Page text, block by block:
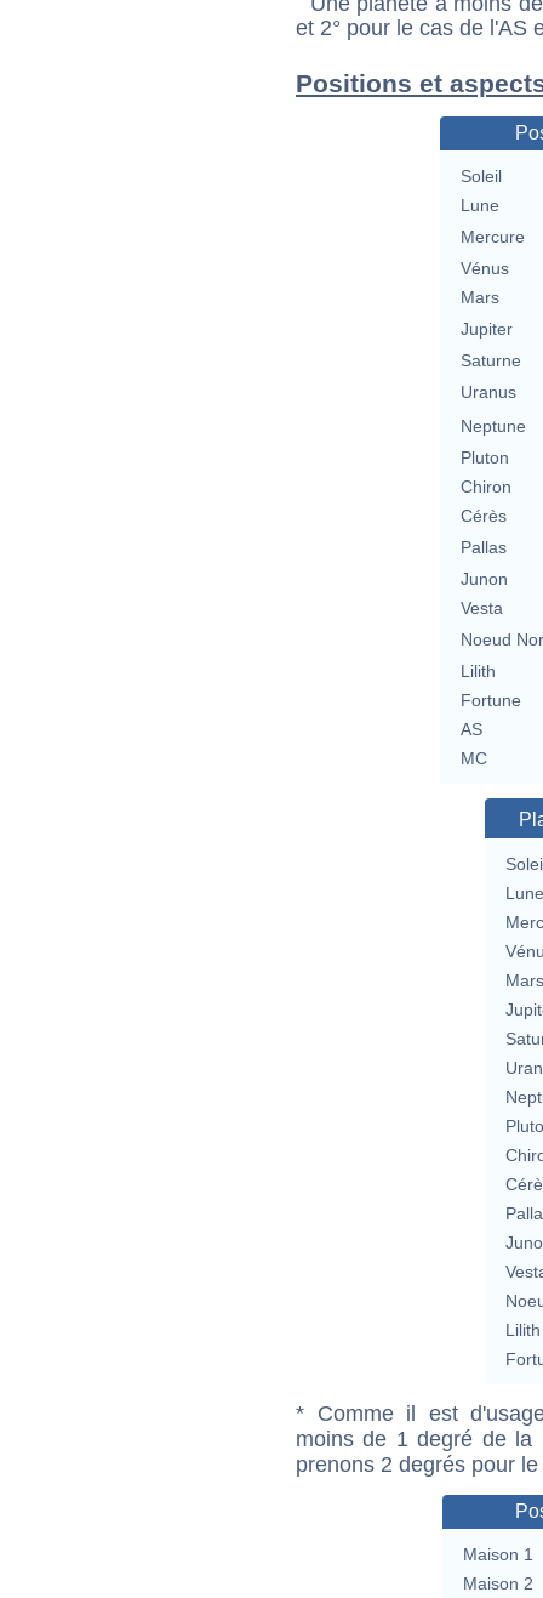
et 2° pour le cas de l'AS
Positions et
Soleil
Lune
Mercure
Vénus
Mars
Jupiter
Saturne
Uranus
Neptune
Pluton
Chiron
Cérès
Pallas
Junon
Vesta
Noeud
Lilith
Fortune
AS
MC
Lune
Mars
Lilith
* Comme il est
moins de 1 degré de la
prenons 2 degrés pour
Maison 1
Maison 2